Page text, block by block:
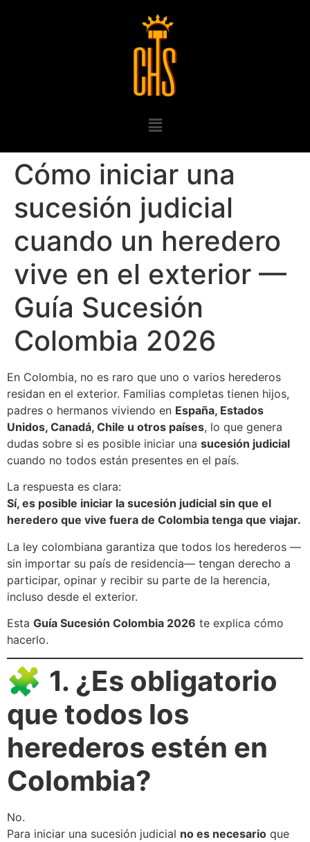
Cómo iniciar una
sucesión judicial
cuando un heredero
vive en el exterior —
Guía Sucesión
Colombia 2026
En Colombia, no es raro que uno o varios herederos
residan en el exterior. Familias completas tienen hijos,
padres o hermanos viviendo en España, Estados
Unidos, Canadá, Chile u otros países, lo que genera
dudas sobre si es posible iniciar una sucesión judicial
cuando no todos están presentes en el país.
La respuesta es clara:
Sí, es posible iniciar la sucesión judicial sin que el
heredero que vive fuera de Colombia tenga que viajar.
La ley colombiana garantiza que todos los herederos —
sin importar su país de residencia— tengan derecho a
participar, opinar y recibir su parte de la herencia,
incluso desde el exterior.
Esta Guía Sucesión Colombia 2026 te explica cómo
hacerlo.
🧩 1. ¿Es obligatorio
que todos los
herederos estén en
Colombia?
No.
Para iniciar una sucesión judicial no es necesario que